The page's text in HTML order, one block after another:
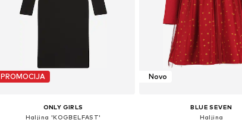
PROMOCIJA
ONLY GIRLS
Haljina 'KOGBELFAST'
Novo
BLUE SEVEN
Haljina